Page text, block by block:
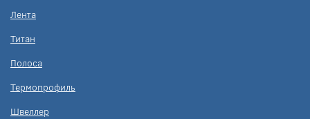
Лента
Титан
Полоса
Термопрофиль
Швеллер